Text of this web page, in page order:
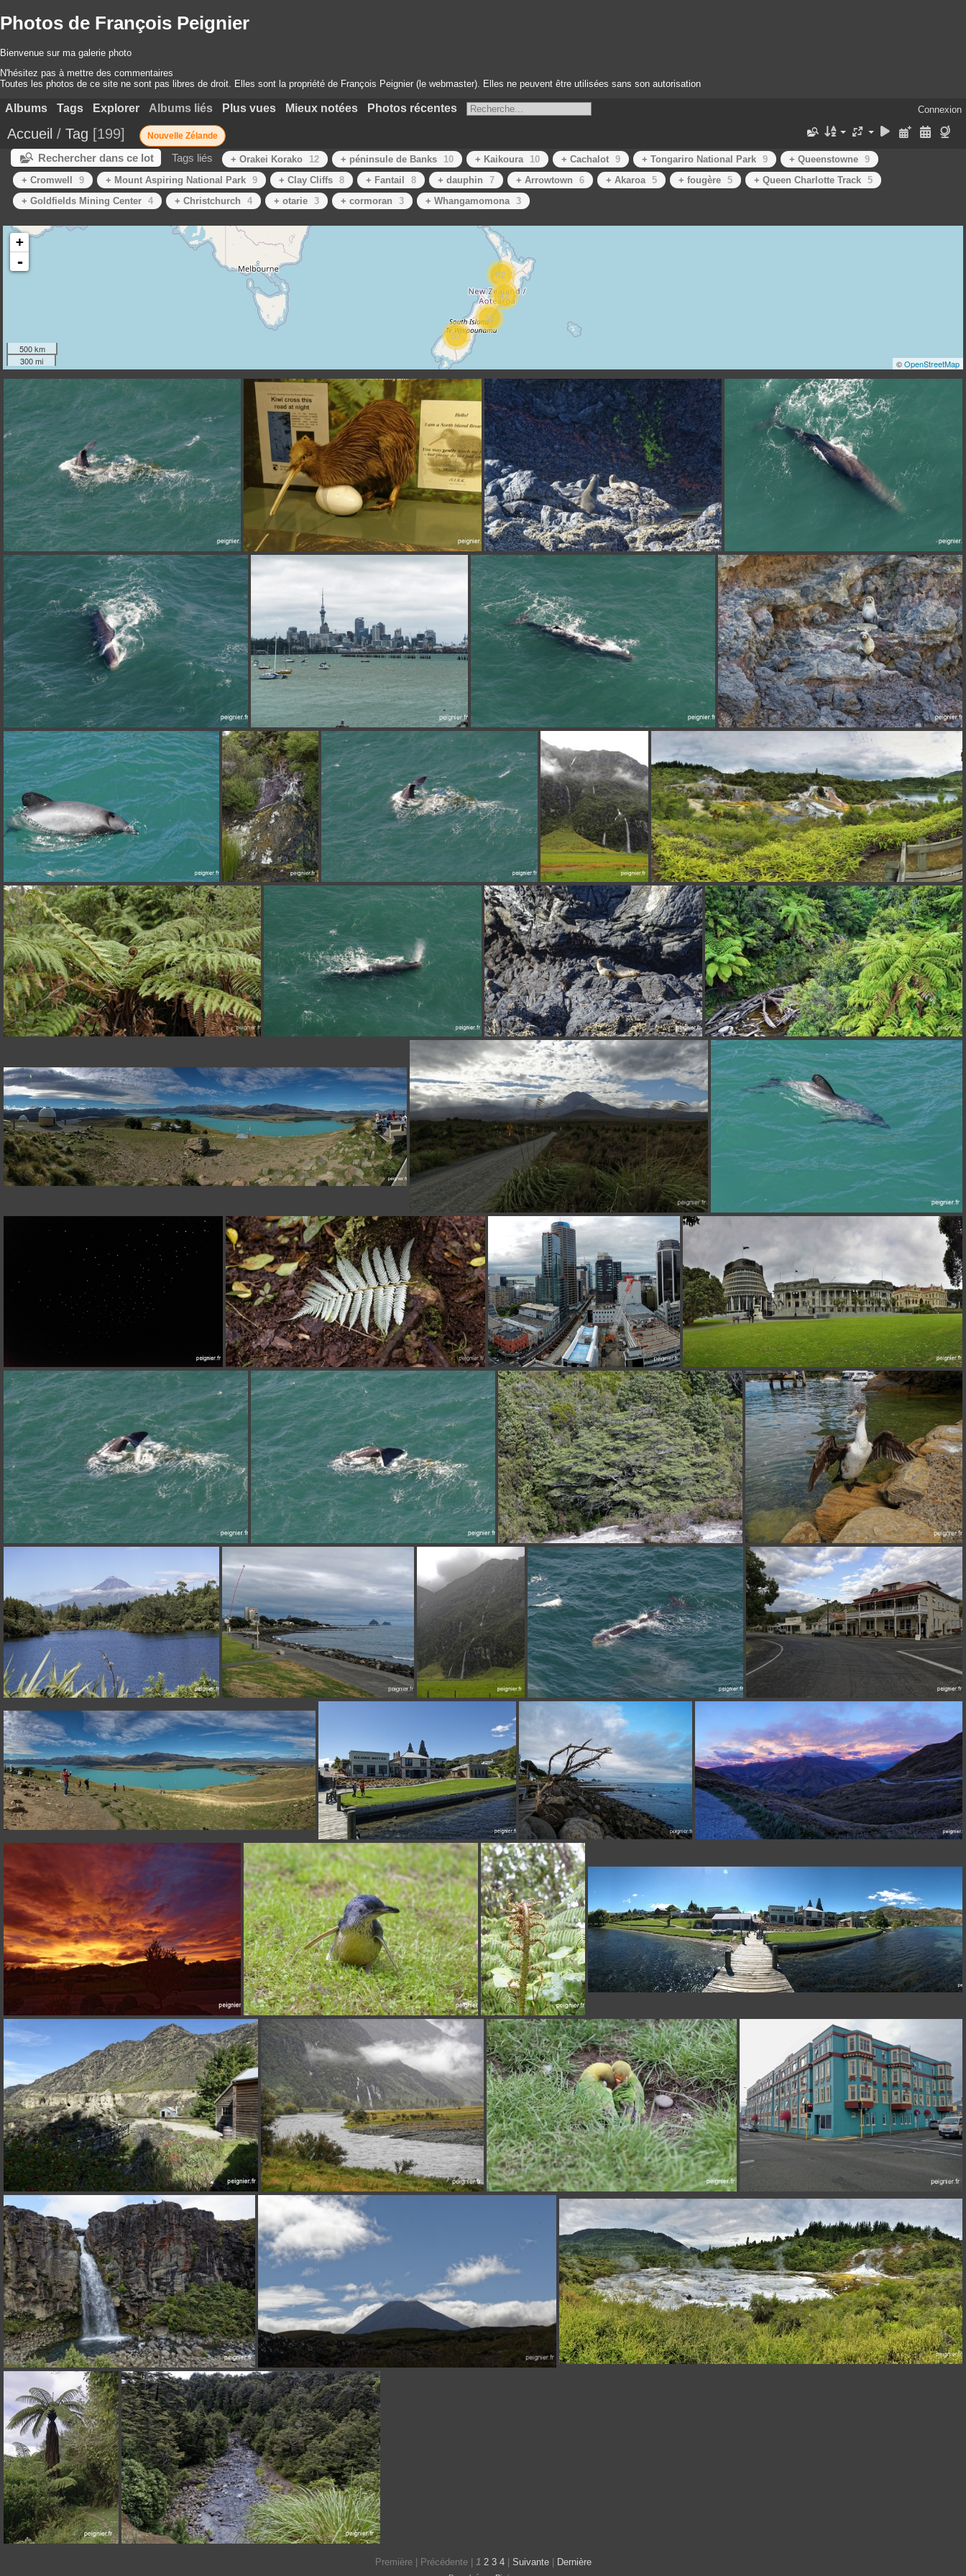
Photos de François Peignier
Bienvenue sur ma galerie photo
N'hésitez pas à mettre des commentaires
Toutes les photos de ce site ne sont pas libres de droit. Elles sont la propriété de François Peignier (le webmaster). Elles ne peuvent être utilisées sans son autorisation
Albums Tags Explorer Albums liés Plus vues Mieux notées Photos récentes Connexion
Accueil / Tag 199 Nouvelle Zélande
Rechercher dans ce lot Tags liés + Orakei Korako 12 + péninsule de Banks 10 + Kaikoura 10 + Cachalot 9 + Tongariro National Park 9 + Queenstowne 9
+ Cromwell
9 + Mount Aspiring National Park 9 + Clay Cliffs 8 + Fantail 8 + dauphin 7 + Arrowtown 6 + Akaroa 5 + fougère 5 + Queen Charlotte Track 5
+ Goldfields Mining Center 4 + Christchurch 4 + otarie 3 + cormoran 3 + Whangamomona 3
35
57
42
62
+
-
500 km
300 mi
©OpenStreetMap
_7FP1156 _7FP0110 _7FP1414 _7FP1075
DSCN9714 _7FP1143 _7FP1431
_7FP1382 _6FP9871 _7FP1155 DSCN10380 [Group 0]-_6FP9883__6FP9891-9 images
_6FP9772 _7FP1104 _7FP1421 WP_20180303_16_44_00_Rich
[Group 6]-_7FP1620__7FP1629-10 images _7FP0095 _7FP1383
_6FP9800 _7FP0040 [Group 1]-DSCN9723_DSCN9729-7 images [Group 0]-_7FP0514__7FP0520-7 images
_7FP1154 _7FP1153 _7FP0175 DSCN10054
_7FP0340 DSCN9859 DSCN10376 _7FP1135 _7FP0265
[Group 0]-_7FP1633__7FP1641-9 images _7FP2069 DSCN9851 [Group 0]-DSCN10447_DSCN10451-5 images
_7FP2407 _7FP1504 _6FP9853 [Group 6]-_7FP2070__7FP2078-9 images
_7FP2368 DSCN10409 _7FP0391 DSCN9861
_7FP0163
Première | Précédente | 1 2 3 4 Suivante Dernière